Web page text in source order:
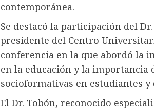
contemporánea.
Se destacó la participación del
presidente del Centro
conferencia en la que abordó la
en la educación y la
socioformativas en estudiantes y
El Dr. Tobón, reconocido